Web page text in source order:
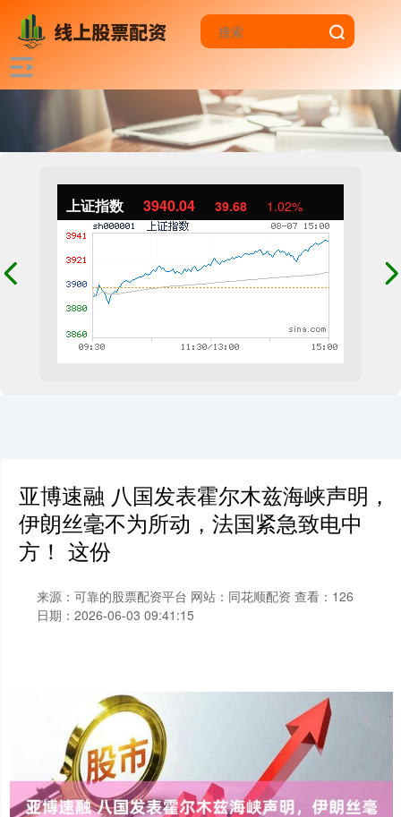
上证指数 3940.04 39.68 1.02%
亚博速融 八国发表霍尔木兹海峡声明，
伊朗丝毫不为所动，法国紧急致电中
方！ 这份
来源：可靠的股票配资平台 网站：同花顺配资 查看：126
日期：2026-06-03 09:41:15